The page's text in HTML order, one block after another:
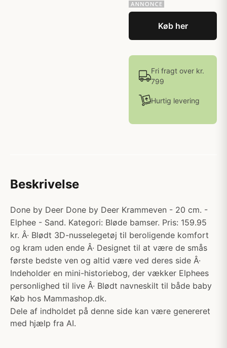
Køb her
Fri fragt over kr.
799
Hurtig levering
Beskrivelse
Done by Deer Done by Deer Krammeven - 20 cm. -
Elphee - Sand. Kategori: Bløde bamser. Pris: 159.95
kr. Â· Blødt 3D-nusselegetøj til beroligende komfort
og kram uden ende Â· Designet til at være de smås
første bedste ven og altid være ved deres side Â·
Indeholder en mini-historiebog, der vækker Elphees
personlighed til live Â· Blødt navneskilt til både baby
Køb hos Mammashop.dk.
Dele af indholdet på denne side kan være genereret
med hjælp fra AI.